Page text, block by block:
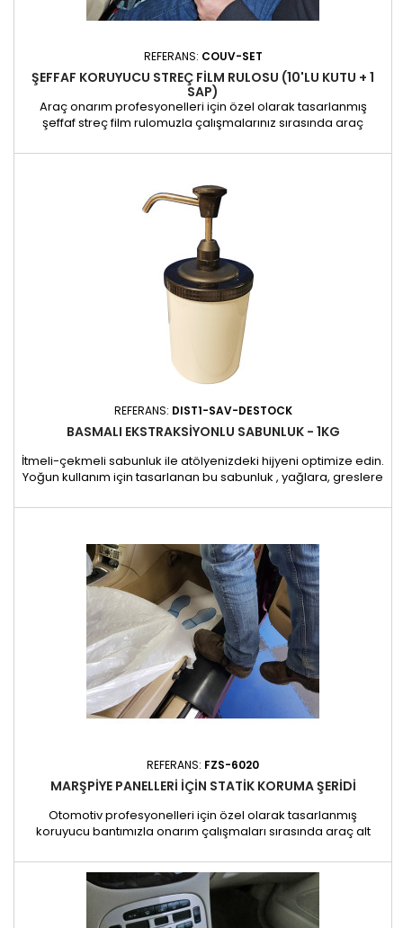
REFERANS: COUV-SET
ŞEFFAF KORUYUCU STREÇ FILM RULOSU (10'LU KUTU + 1
SAP)
Araç onarım profesyonelleri için özel olarak tasarlanmış
şeffaf streç film rulomuzla çalışmalarınız sırasında araç
gösterge panellerini ve diğer hassas alanları kaplamak için
çiziklere karşı etkili bir bariyer sağlayarak güvenli bir...
REFERANS: DIST1-SAV-DESTOCK
BASMALI EKSTRAKSIYONLU SABUNLUK - 1KG
İtmeli-çekmeli sabunluk ile atölyenizdeki hijyeni optimize edin.
Yoğun kullanım için tasarlanan bu sabunluk , yağlara, greslere
hassas ve kontrollü sabun dağıtımı sağlar. Sağlam
tamirhanelerin zorlu ortamlarına mükemmel uyum sağlar.
Büyük 1 kg...
REFERANS: FZS-6020
MARŞPIYE PANELLERI IÇIN STATIK KORUMA ŞERIDI
Otomotiv profesyonelleri için özel olarak tasarlanmış
koruyucu bantımızla onarım çalışmaları sırasında araç alt
darbelere ve sürtünmelere karşı koruma sağlayarak siz
atölyedeyken alt gövdenin iyi durumda kalmasını sağlar.
Darbeye dayanıklı malzemeden üretilmiştir, takılması kolaydır
ve...